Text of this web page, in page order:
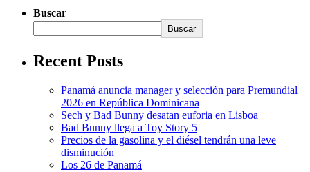
Buscar
Buscar
Recent Posts
Panamá anuncia manager y selección para Premundial
2026 en República Dominicana
Sech y Bad Bunny desatan euforia en Lisboa
Bad Bunny llega a Toy Story 5
Precios de la gasolina y el diésel tendrán una leve
disminución
Los 26 de Panamá